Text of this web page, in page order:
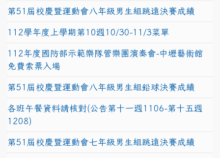
第51屆校慶暨運動會八年級男生組跳遠決賽成績
112學年度上學期第10週10/30-11/3菜單
112年度國防部示範樂隊管樂團演奏會-中壢藝術館
免費索票入場
第51屆校慶暨運動會八年級男生組鉛球決賽成績
各班午餐資料請核對(公告第十一週1106-第十五週
1208)
第51屆校慶暨運動會七年級男生組跳遠決賽成績